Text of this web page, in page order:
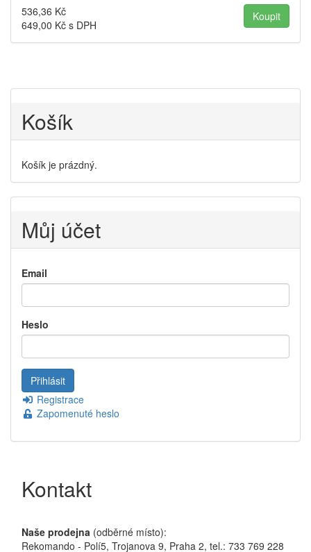
536,36 Kč
649,00 Kč s DPH
Košík
Košík je prázdný.
Můj účet
Email
Heslo
Registrace
Zapomenuté heslo
Kontakt
Naše prodejna (odběrné místo):
Rekomando - Polí5, Trojanova 9, Praha 2, tel.: 733 769 228